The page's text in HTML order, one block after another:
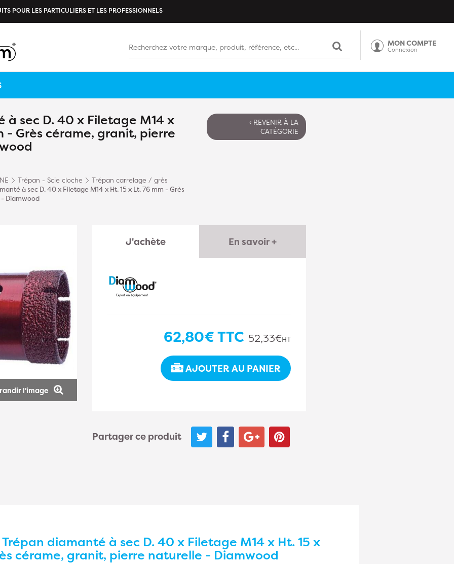
POUR LES PARTICULIERS ET LES PROFESSIONNELS
MON COMPTE
Connexion
à sec D. 40 x Filetage M14 x
- Grès cérame, granit, pierre
Trépan - Scie cloche
Trépan carrelage / grès
à sec D. 40 x Filetage M14 x Ht. 15 x Lt. 76 mm - Grès
Diamwood
‹ REVENIR À LA
CATÉGORIE
l'image
J'achète En savoir +
62,80€TTC 52,33€HT
AJOUTER AU PANIER
Partager ce produit
Trépan diamanté à sec D. 40 x Filetage M14 x Ht. 15 x
cérame, granit, pierre naturelle - Diamwood